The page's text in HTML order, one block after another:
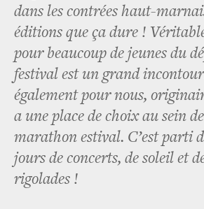
dans les contrées haut-
éditions que ça dure !
pour beaucoup de jeunes du
festival est un grand
également pour nous,
a une place de choix au sein
marathon estival. C’est parti
jours de concerts, de soleil et
rigolades !